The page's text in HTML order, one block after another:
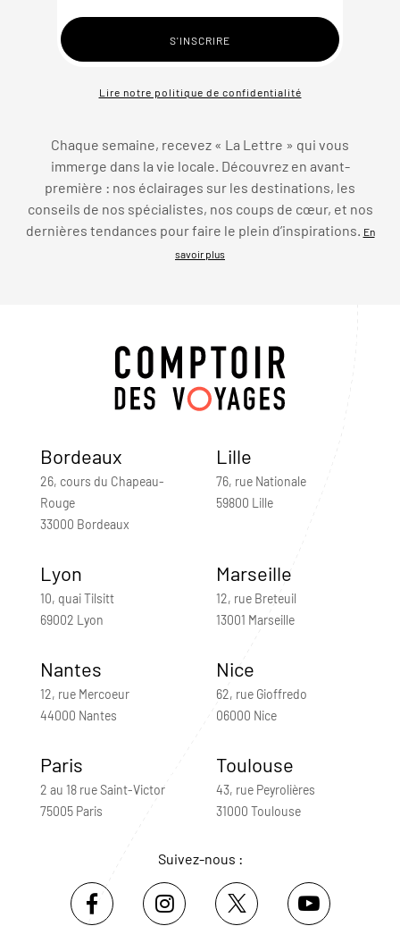
Lire notre politique de confidentialité
Chaque semaine, recevez « La Lettre » qui vous
immerge dans la vie locale. Découvrez en avant-
première : nos éclairages sur les destinations, les
conseils de nos spécialistes, nos coups de cœur, et nos
dernières tendances pour faire le plein d’inspirations.
En
savoir plus
Bordeaux
26, cours du Chapeau-
Rouge
33000 Bordeaux
Lille
76, rue Nationale
59800 Lille
Lyon
10, quai Tilsitt
69002 Lyon
Marseille
12, rue Breteuil
13001 Marseille
Nantes
12, rue Mercoeur
44000 Nantes
Nice
62, rue Gioffredo
06000 Nice
Paris
2 au 18 rue Saint-Victor
75005 Paris
Toulouse
43, rue Peyrolières
31000 Toulouse
Suivez-nous :